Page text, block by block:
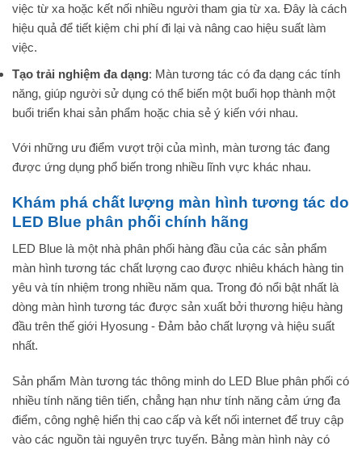
việc từ xa hoặc kết nối nhiều người tham gia từ xa. Đây là cách
hiệu quả để tiết kiệm chi phí đi lại và nâng cao hiệu suất làm
việc.
Tạo trải nghiệm đa dạng: Màn tương tác có đa dạng các tính
năng, giúp người sử dụng có thể biến một buổi họp thành một
buổi triển khai sản phẩm hoặc chia sẻ ý kiến với nhau.
Với những ưu điểm vượt trội của mình, màn tương tác đang
được ứng dụng phổ biến trong nhiều lĩnh vực khác nhau.
Khám phá chất lượng màn hình tương tác do
LED Blue phân phối chính hãng
LED Blue là một nhà phân phối hàng đầu của các sản phẩm
màn hình tương tác chất lượng cao được nhiêu khách hàng tin
yêu và tín nhiệm trong nhiều năm qua. Trong đó nổi bật nhất là
dòng màn hình tương tác được sản xuất bởi thương hiệu hàng
đầu trên thế giới Hyosung - Đảm bảo chất lượng và hiệu suất
nhất.
Sản phẩm Màn tương tác thông minh do LED Blue phân phối có
nhiều tính năng tiên tiến, chẳng hạn như tính năng cảm ứng đa
điểm, công nghệ hiển thị cao cấp và kết nối internet để truy cập
vào các nguồn tài nguyên trực tuyến. Bảng màn hình này có